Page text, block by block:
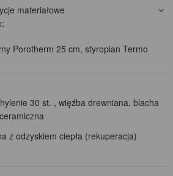
materiałowe
Porotherm 25 cm, styropian Termo
30 st. , więźba drewniana, blacha
z odzyskiem ciepła (rekuperacja)